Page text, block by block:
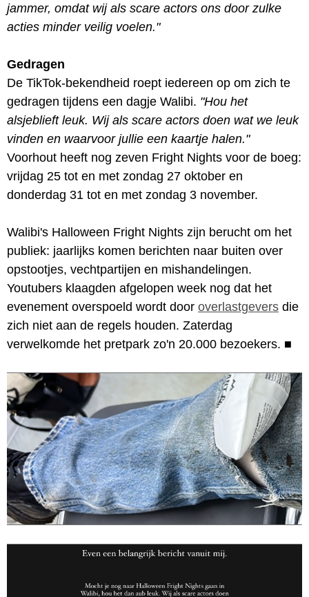
jammer, omdat wij als scare actors ons door zulke
acties minder veilig voelen."
Gedragen
De TikTok-bekendheid roept iedereen op om zich te
gedragen tijdens een dagje Walibi. "Hou het
alsjeblieft leuk. Wij als scare actors doen wat we leuk
vinden en waarvoor jullie een kaartje halen."
Voorhout heeft nog zeven Fright Nights voor de boeg:
vrijdag 25 tot en met zondag 27 oktober en
donderdag 31 tot en met zondag 3 november.
Walibi's Halloween Fright Nights zijn berucht om het
publiek: jaarlijks komen berichten naar buiten over
opstootjes, vechtpartijen en mishandelingen.
Youtubers klaagden afgelopen week nog dat het
evenement overspoeld wordt door overlastgevers die
zich niet aan de regels houden. Zaterdag
verwelkomde het pretpark zo'n 20.000 bezoekers. ■